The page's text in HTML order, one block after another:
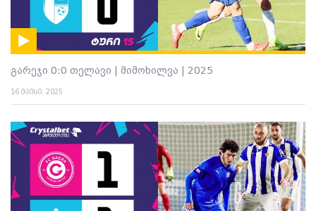
გარეჯი 0:0 თელავი | მიმოხილვა | 2025
16 მაისი. 2025